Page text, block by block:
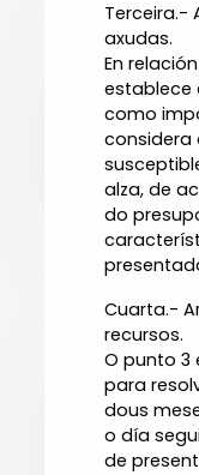
Terceira.-
axudas.
En
establece
como
considera
alza, de
do
Cuarta.-
recursos.
O punto 3
para
dous
o día
de